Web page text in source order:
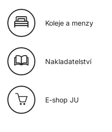
Koleje a menzy
Nakladatelství
E-shop JU